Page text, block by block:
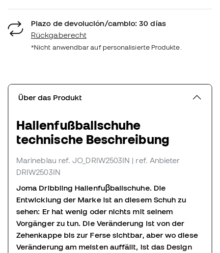
Plazo de devolución/cambio: 30 días
Rückgaberecht
*Nicht anwendbar auf personalisierte Produkte.
Über das Produkt
Hallenfußballschuhe
technische Beschreibung
Marineblau ref. JO_DRIW2503IN | ref. Anbieter
DRIW2503IN
Joma Dribbling Hallenfuβballschuhe. Die
Entwicklung der Marke ist an diesem Schuh zu
sehen: Er hat wenig oder nichts mit seinem
Vorgänger zu tun. Die Veränderung ist von der
Zehenkappe bis zur Ferse sichtbar, aber wo diese
Veränderung am meisten auffällt, ist das Design